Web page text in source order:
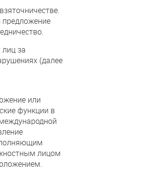
предложение
за
(далее
или
функции в
лицом